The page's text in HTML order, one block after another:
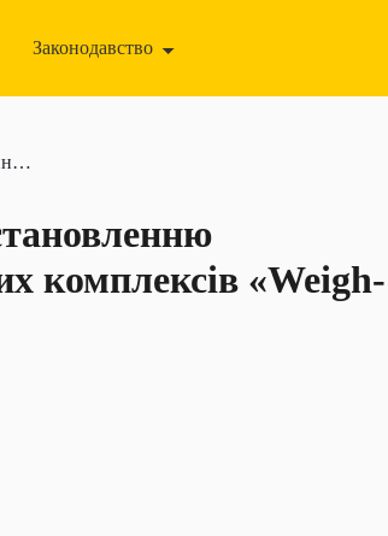
Законодавство
комплексів «Weigh-